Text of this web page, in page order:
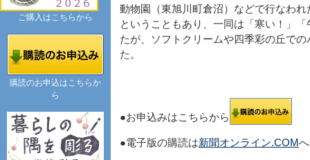
動物園（東旭川町倉沼）などで行なわ
ということもあり、一同は「寒い！」
たが、ソフトクリームや四季彩の丘で
た。
●お申込みはこちらから
●電子版の購読は新聞オンライン.COMへ
ご購入はこちらから
購読のお申込はこちらか
ら